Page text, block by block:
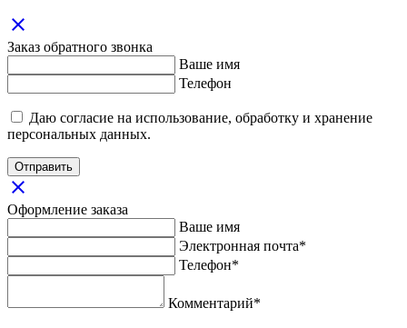
close
Заказ обратного звонка
Ваше имя
Телефон
Даю согласие на использование, обработку и хранение
персональных данных.
Отправить
close
Оформление заказа
Ваше имя
Электронная почта*
Телефон*
Комментарий*